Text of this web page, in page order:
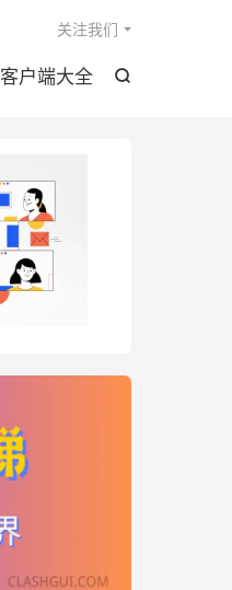

客户端大全
关注我们